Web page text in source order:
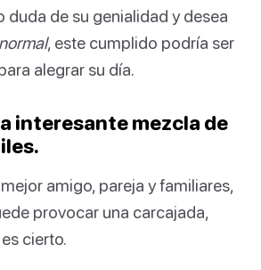
duda de su genialidad y desea
, este cumplido podría ser
alegrar su día.
interesante mezcla de
amigo, pareja y familiares,
provocar una carcajada,
cierto.